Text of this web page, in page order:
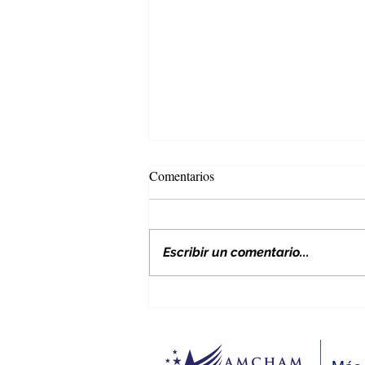
Comentarios
Escribir un comentario...